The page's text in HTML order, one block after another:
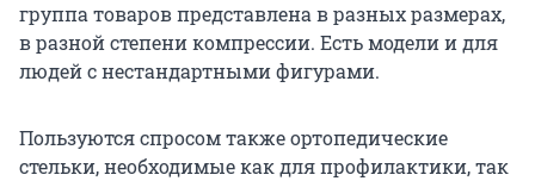
группа товаров представлена в разных размерах,
в разной степени компрессии. Есть модели и для
людей с нестандартными фигурами.
Пользуются спросом также ортопедические
стельки, необходимые как для профилактики, так